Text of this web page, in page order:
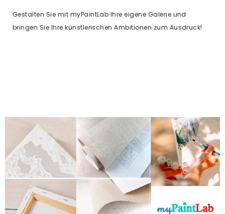
Gestalten Sie mit myPaintLab Ihre eigene Galerie und
bringen Sie Ihre künstlerischen Ambitionen zum Ausdruck!